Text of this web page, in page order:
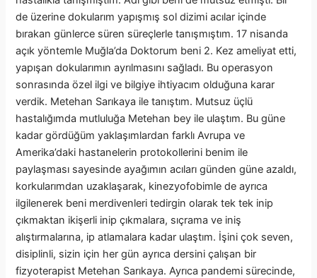
de üzerine dokularım yapışmış sol dizimi acılar içinde
bırakan günlerce süren süreçlerle tanışmıştım. 17 nisanda
açık yöntemle Muğla’da Doktorum beni 2. Kez ameliyat etti,
yapışan dokularımın ayrılmasını sağladı. Bu operasyon
sonrasında özel ilgi ve bilgiye ihtiyacım olduğuna karar
verdik. Metehan Sarıkaya ile tanıştım. Mutsuz üçlü
hastalığımda mutluluğa Metehan bey ile ulaştım. Bu güne
kadar gördüğüm yaklaşımlardan farklı Avrupa ve
Amerika’daki hastanelerin protokollerini benim ile
paylaşması sayesinde ayağımın acıları günden güne azaldı,
korkularımdan uzaklaşarak, kinezyofobimle de ayrıca
ilgilenerek beni merdivenleri tedirgin olarak tek tek inip
çıkmaktan ikişerli inip çıkmalara, sıçrama ve iniş
alıştırmalarına, ip atlamalara kadar ulaştım. İşini çok seven,
disiplinli, sizin için her gün ayrıca dersini çalışan bir
fizyoterapist Metehan Sarıkaya. Ayrıca pandemi sürecinde,